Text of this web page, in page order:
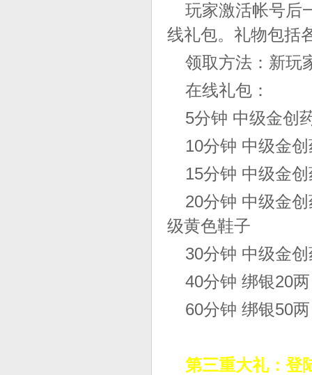
玩家激活帐号后
线礼包。礼物包括
领取方法：新玩
在线礼包：
5分钟 中级金创
10分钟 中级金
15分钟 中级金
20分钟 中级金
级黄色鞋子
30分钟 中级金
40分钟 绑银20
60分钟 绑银50
第三重大礼：登